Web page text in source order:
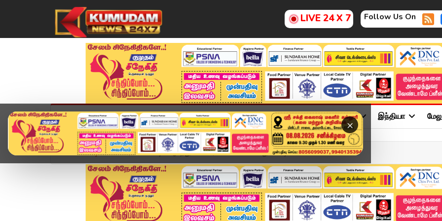
LIVE 24 X 7 Follow Us On
×
முகப்பு விளையாட்டு அண்மை தமிழ்நாடு சினிமா அரசியல் விளையாட்டு இந்தியா
Home வீடியோ ஸ்டோரி டேட்டிங் ஆபத்துகள்... மர*ணவாயிலாக மாறும் மீட்டி...